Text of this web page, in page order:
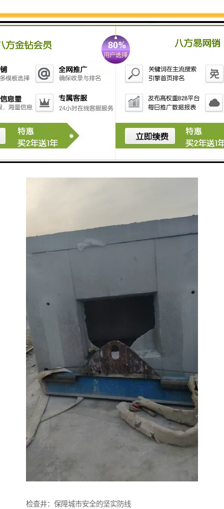
检查井：提升城市形象的关键
整洁、美观的检查井不仅能够提升城市的整体形象，还
检查井：保障城市安全的坚实防线